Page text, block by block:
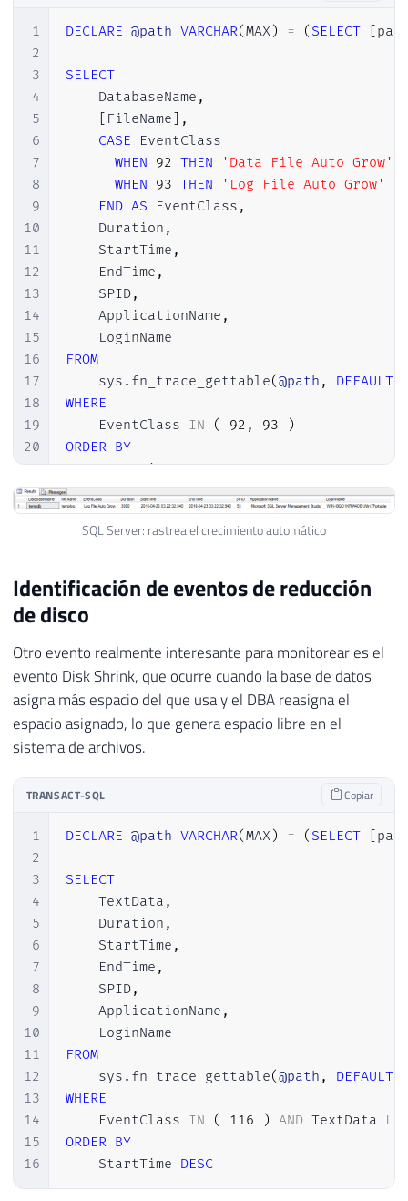
1
2
3
4
5
6
7
8
9
10
11
12
13
14
15
16
17
18
19
20
21
DECLARE @path VARCHAR(MAX) = ( SELECT
SELECT
    DatabaseName
,
FileName
,
CASE EventClass
WHEN 92 THEN
'Data File Auto Grow'
WHEN 93 THEN
'Log File Auto Grow'
END AS EventClass ,
    Duration
,
    StartTime
,
    EndTime
,
    SPID
,
    ApplicationName
,
FROM
    sys
. fn_trace_gettable(@path , DEFAULT)
WHERE
    EventClass
IN ( 92 , 93
)
ORDER BY
    StartTime
DESC
SQL Server: rastrea el crecimiento automático
Identificación de eventos de reducción
de disco
Otro evento realmente interesante para monitorear es el
evento Disk Shrink, que ocurre cuando la base de datos
asigna más espacio del que usa y el DBA reasigna el
espacio asignado, lo que genera espacio libre en el
sistema de archivos.
TRANSACT-SQL Copiar
1
2
3
4
5
6
7
8
9
10
11
12
13
14
15
16
DECLARE @path VARCHAR(MAX) = ( SELECT [
SELECT
    TextData
,
    Duration
,
    StartTime
,
    EndTime
,
    SPID
,
    ApplicationName
,
FROM
    sys
. fn_trace_gettable(@path , DEFAULT)
WHERE
    EventClass
IN ( 116 ) AND TextData
ORDER BY
    StartTime
DESC